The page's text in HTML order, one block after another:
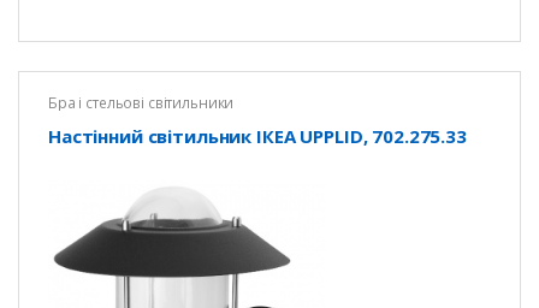
Бра і стельові світильники
Настінний світильник ІКЕА UPPLID, 702.275.33